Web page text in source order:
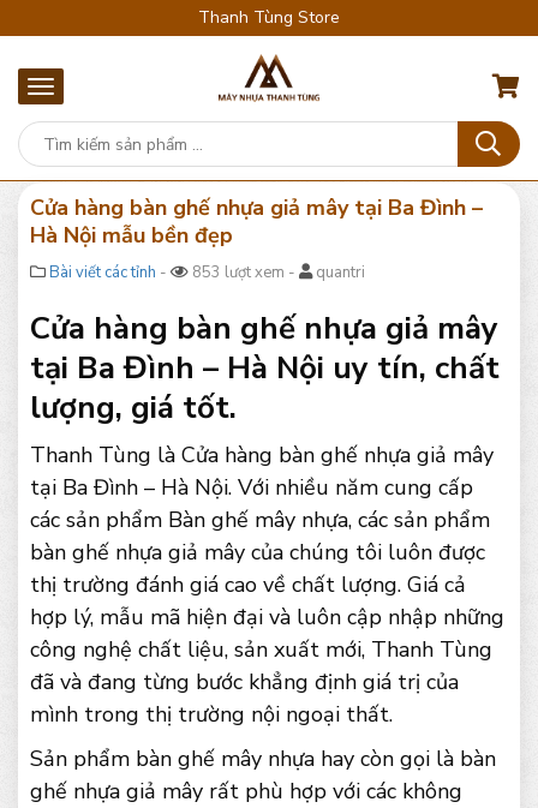
Thanh Tùng Store
Cửa hàng bàn ghế nhựa giả mây tại Ba Đình –
Hà Nội mẫu bền đẹp
Bài viết các tỉnh - 853 lượt xem - quantri
Cửa hàng bàn ghế nhựa giả mây
tại Ba Đình – Hà Nội uy tín, chất
lượng, giá tốt.
Thanh Tùng là Cửa hàng bàn ghế nhựa giả mây
tại Ba Đình – Hà Nội. Với nhiều năm cung cấp
các sản phẩm Bàn ghế mây nhựa, các sản phẩm
bàn ghế nhựa giả mây của chúng tôi luôn được
thị trường đánh giá cao về chất lượng. Giá cả
hợp lý, mẫu mã hiện đại và luôn cập nhập những
công nghệ chất liệu, sản xuất mới, Thanh Tùng
đã và đang từng bước khẳng định giá trị của
mình trong thị trường nội ngoại thất.
Sản phẩm bàn ghế mây nhựa hay còn gọi là bàn
ghế nhựa giả mây rất phù hợp với các không